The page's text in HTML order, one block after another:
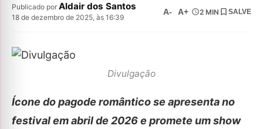
Publicado por Aldair dos Santos
18 de dezembro de 2025, às 16:39
A- A+ 2 MIN SALVE
Divulgação
Ícone do pagode romântico se apresenta no
festival em abril de 2026 e promete um show